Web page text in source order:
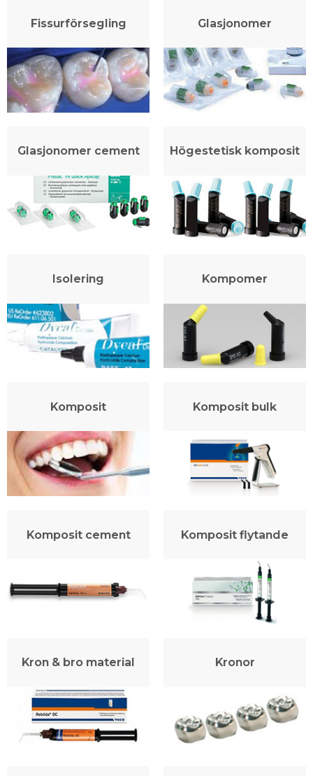
Fissurförsegling Glasjonomer
Glasjonomer cement Högestetisk komposit
Isolering Kompomer
Komposit Komposit bulk
Komposit cement Komposit flytande
Kron & bro material Kronor